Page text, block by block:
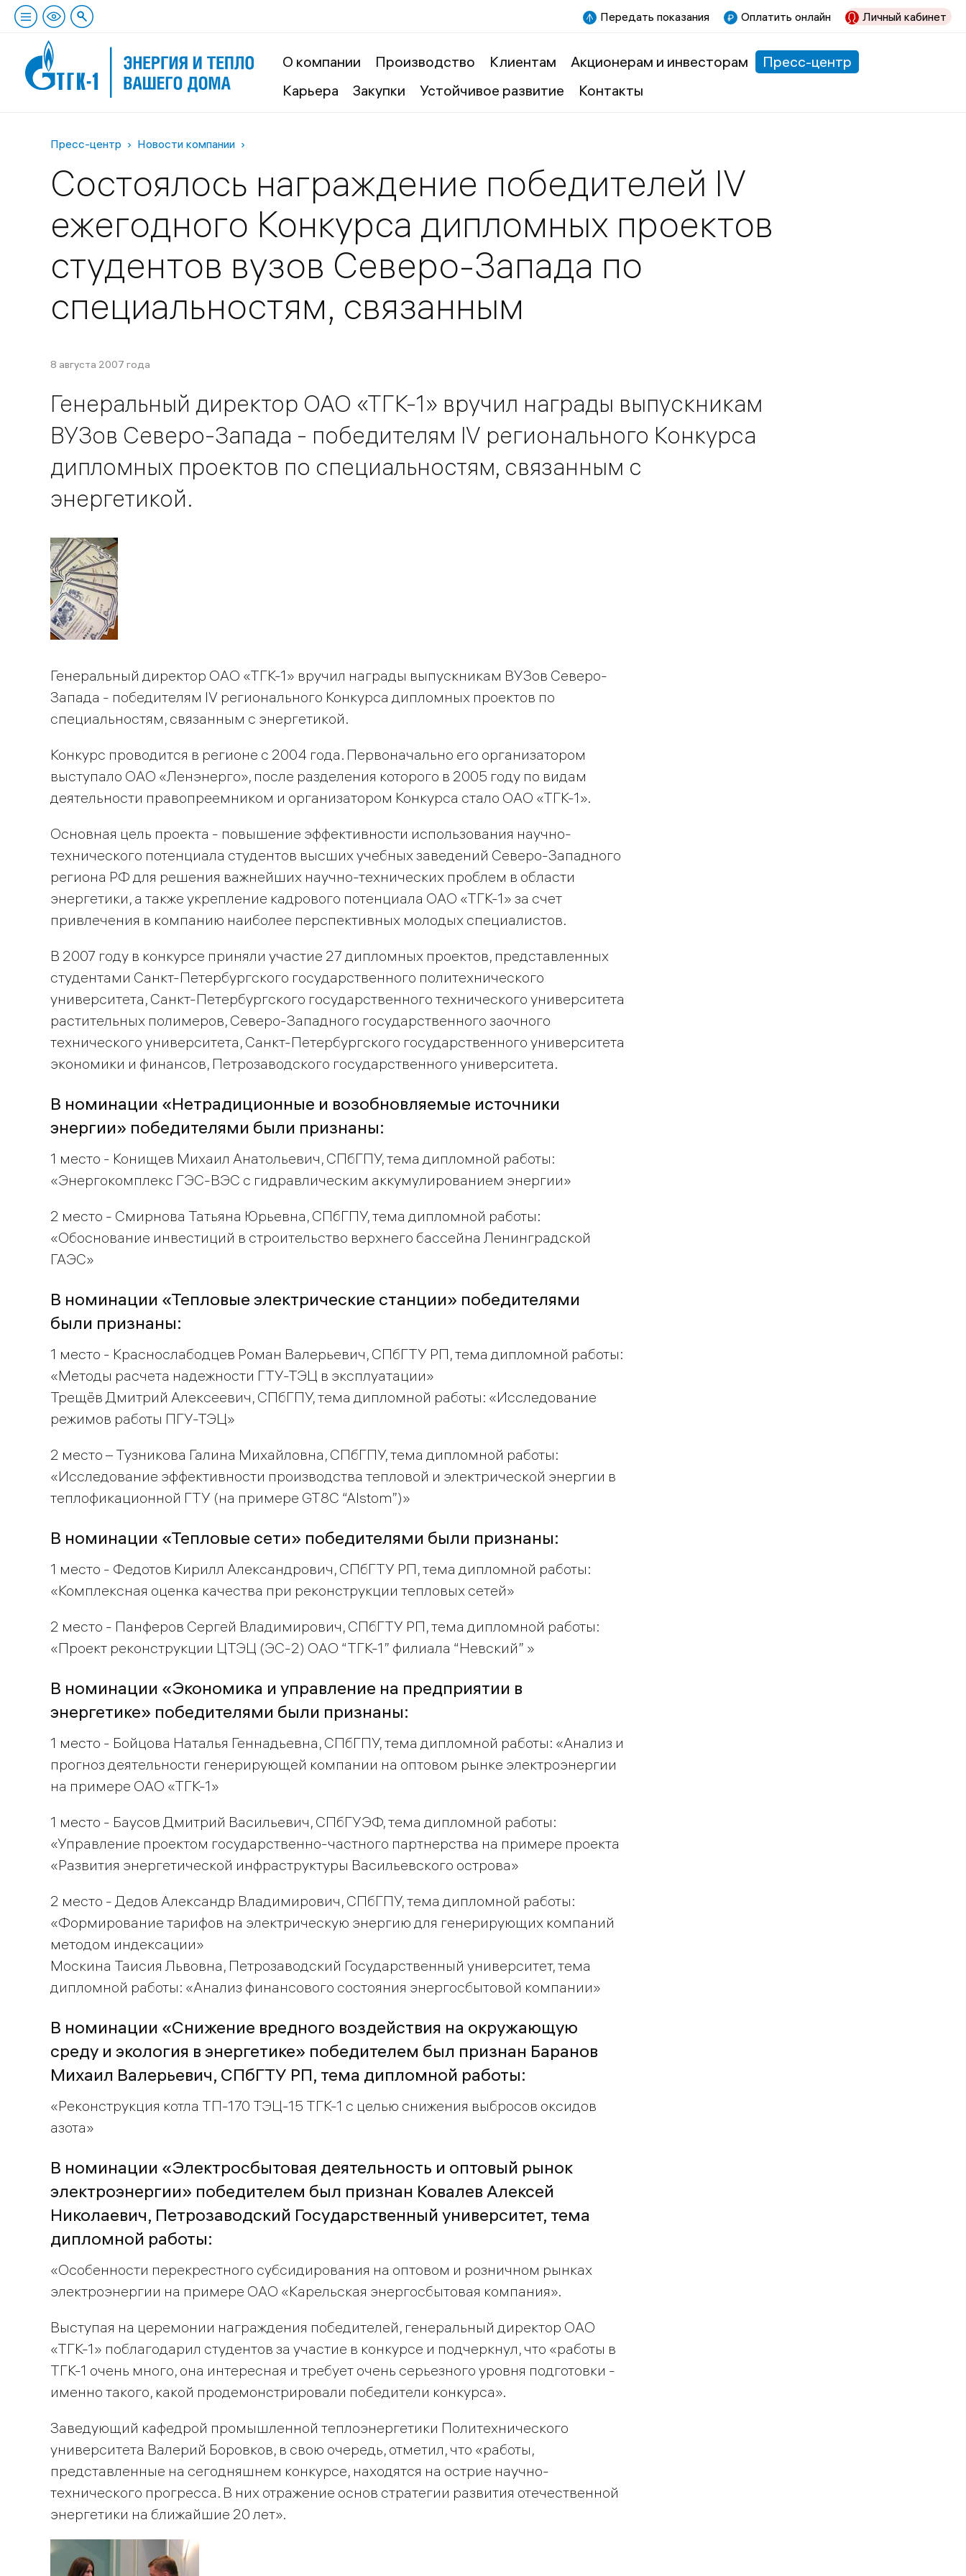
Передать показания Оплатить онлайн Личный кабинет
О компании Производство Клиентам Акционерам и инвесторам
Пресс-центр
Карьера
Закупки Устойчивое развитие Контакты
Пресс-центр Новости компании
Состоялось награждение победителей IV
ежегодного Конкурса дипломных проектов
студентов вузов Северо-Запада по
специальностям, связанным
8 августа 2007 года
Генеральный директор ОАО «ТГК-1» вручил награды выпускникам
ВУЗов Северо-Запада - победителям IV регионального Конкурса
дипломных проектов по специальностям, связанным с
энергетикой.
Генеральный директор ОАО «ТГК-1» вручил награды выпускникам ВУЗов Северо-
Запада - победителям IV регионального Конкурса дипломных проектов по
специальностям, связанным с энергетикой.
Конкурс проводится в регионе с 2004 года. Первоначально его организатором
выступало ОАО «Ленэнерго», после разделения которого в 2005 году по видам
деятельности правопреемником и организатором Конкурса стало ОАО «ТГК-1».
Основная цель проекта - повышение эффективности использования научно-
технического потенциала студентов высших учебных заведений Северо-Западного
региона РФ для решения важнейших научно-технических проблем в области
энергетики, а также укрепление кадрового потенциала ОАО «ТГК-1» за счет
привлечения в компанию наиболее перспективных молодых специалистов.
В 2007 году в конкурсе приняли участие 27 дипломных проектов, представленных
студентами Санкт-Петербургского государственного политехнического
университета, Санкт-Петербургского государственного технического университета
растительных полимеров, Северо-Западного государственного заочного
технического университета, Санкт-Петербургского государственного университета
экономики и финансов, Петрозаводского государственного университета.
В номинации «Нетрадиционные и возобновляемые источники
энергии» победителями были признаны:
1 место - Конищев Михаил Анатольевич, СПбГПУ, тема дипломной работы:
«Энергокомплекс ГЭС-ВЭС с гидравлическим аккумулированием энергии»
2 место - Смирнова Татьяна Юрьевна, СПбГПУ, тема дипломной работы:
«Обоснование инвестиций в строительство верхнего бассейна Ленинградской
ГАЭС»
В номинации «Тепловые электрические станции» победителями
были признаны:
1 место - Краснослабодцев Роман Валерьевич, СПбГТУ РП, тема дипломной работы:
«Методы расчета надежности ГТУ-ТЭЦ в эксплуатации»
Трещёв Дмитрий Алексеевич, СПбГПУ, тема дипломной работы: «Исследование
режимов работы ПГУ-ТЭЦ»
2 место – Тузникова Галина Михайловна, СПбГПУ, тема дипломной работы:
«Исследование эффективности производства тепловой и электрической энергии в
теплофикационной ГТУ (на примере GT8C “Alstom”)»
В номинации «Тепловые сети» победителями были признаны:
1 место - Федотов Кирилл Александрович, СПбГТУ РП, тема дипломной работы:
«Комплексная оценка качества при реконструкции тепловых сетей»
2 место - Панферов Сергей Владимирович, СПбГТУ РП, тема дипломной работы:
«Проект реконструкции ЦТЭЦ (ЭС-2) ОАО “ТГК-1” филиала “Невский” »
В номинации «Экономика и управление на предприятии в
энергетике» победителями были признаны:
1 место - Бойцова Наталья Геннадьевна, СПбГПУ, тема дипломной работы: «Анализ и
прогноз деятельности генерирующей компании на оптовом рынке электроэнергии
на примере ОАО «ТГК-1»
1 место - Баусов Дмитрий Васильевич, СПбГУЭФ, тема дипломной работы:
«Управление проектом государственно-частного партнерства на примере проекта
«Развития энергетической инфраструктуры Васильевского острова»
2 место - Дедов Александр Владимирович, СПбГПУ, тема дипломной работы:
«Формирование тарифов на электрическую энергию для генерирующих компаний
методом индексации»
Москина Таисия Львовна, Петрозаводский Государственный университет, тема
дипломной работы: «Анализ финансового состояния энергосбытовой компании»
В номинации «Снижение вредного воздействия на окружающую
среду и экология в энергетике» победителем был признан Баранов
Михаил Валерьевич, СПбГТУ РП, тема дипломной работы:
«Реконструкция котла ТП-170 ТЭЦ-15 ТГК-1 с целью снижения выбросов оксидов
азота»
В номинации «Электросбытовая деятельность и оптовый рынок
электроэнергии» победителем был признан Ковалев Алексей
Николаевич, Петрозаводский Государственный университет, тема
дипломной работы:
«Особенности перекрестного субсидирования на оптовом и розничном рынках
электроэнергии на примере ОАО «Карельская энергосбытовая компания».
Выступая на церемонии награждения победителей, генеральный директор ОАО
«ТГК-1» поблагодарил студентов за участие в конкурсе и подчеркнул, что «работы в
ТГК-1 очень много, она интересная и требует очень серьезного уровня подготовки -
именно такого, какой продемонстрировали победители конкурса».
Заведующий кафедрой промышленной теплоэнергетики Политехнического
университета Валерий Боровков, в свою очередь, отметил, что «работы,
представленные на сегодняшнем конкурсе, находятся на острие научно-
технического прогресса. В них отражение основ стратегии развития отечественной
энергетики на ближайшие 20 лет».